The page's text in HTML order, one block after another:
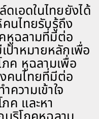
เอดในไทยยังได้
คนไทยรับรู้ถึง
หูฉลามที่มีต่อ
ป้าหมายหลักเพื่อ
ภค หูฉลามเพื่อ
คนไทยที่มีต่อ
ความเข้าใจ
ค และหา